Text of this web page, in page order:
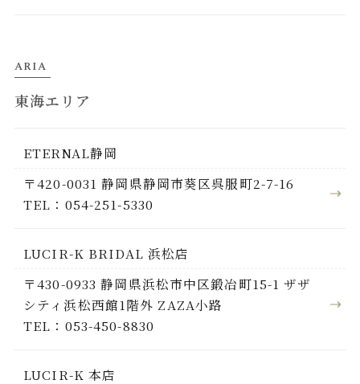
ARIA
東海エリア
ETERNAL静岡
〒420-0031 静岡県静岡市葵区呉服町2-7-16
TEL：054-251-5330
LUCIR-K BRIDAL 浜松店
〒430-0933 静岡県浜松市中区鍛冶町15-1 ザザ
シティ浜松西館1階外 ZAZA小路
TEL：053-450-8830
LUCIR-K 本店